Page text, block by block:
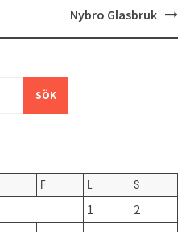
Nybro Glasbruk
SÖK
F L S
1
2